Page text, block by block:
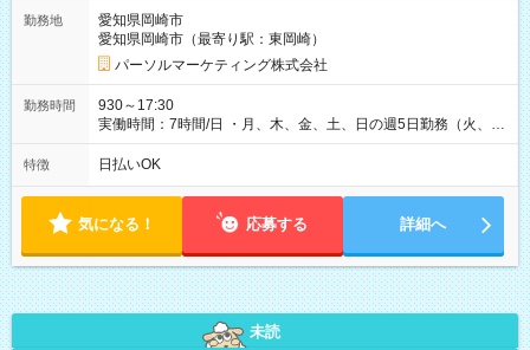
勤務地
愛知県岡崎市
愛知県岡崎市（最寄り駅：東岡崎）
パーソルマーケティング株式会社
勤務時間
930～17:30
実働時間：7時間/日 ・月、木、金、土、日の週5日勤務（火、水
は固定休です／夏季、年末年始等、長期休暇有り！） ・ワンシ
フト！ 残業ほぼナシ（0～5h/月）
特徴 日払いOK
気になる！ 応募する 詳細へ
未読